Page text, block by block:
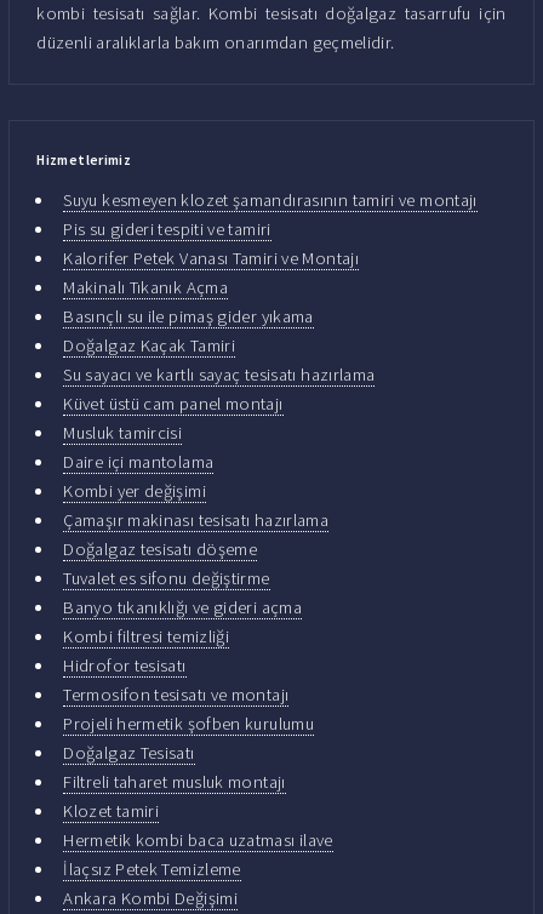
kombi tesisatı sağlar. Kombi tesisatı doğalgaz tasarrufu için
düzenli aralıklarla bakım onarımdan geçmelidir.
Hizmetlerimiz
Suyu kesmeyen klozet şamandırasının tamiri ve montajı
Pis su gideri tespiti ve tamiri
Kalorifer Petek Vanası Tamiri ve Montajı
Makinalı Tıkanık Açma
Basınçlı su ile pimaş gider yıkama
Doğalgaz Kaçak Tamiri
Su sayacı ve kartlı sayaç tesisatı hazırlama
Küvet üstü cam panel montajı
Musluk tamircisi
Daire içi mantolama
Kombi yer değişimi
Çamaşır makinası tesisatı hazırlama
Doğalgaz tesisatı döşeme
Tuvalet es sifonu değiştirme
Banyo tıkanıklığı ve gideri açma
Kombi filtresi temizliği
Hidrofor tesisatı
Termosifon tesisatı ve montajı
Projeli hermetik şofben kurulumu
Doğalgaz Tesisatı
Filtreli taharet musluk montajı
Klozet tamiri
Hermetik kombi baca uzatması ilave
İlaçsız Petek Temizleme
Ankara Kombi Değişimi